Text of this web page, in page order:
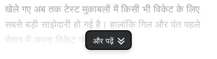
और पढ़ें
खेले गए अब तक टेस्ट मुकाबलों में किसी भी विकेट के लिए
सबसे बड़ी साझेदारी हो गई है। हालांकि गिल और पंत पहले
सेशन में अपना विकेट गंवा बैठे थे।